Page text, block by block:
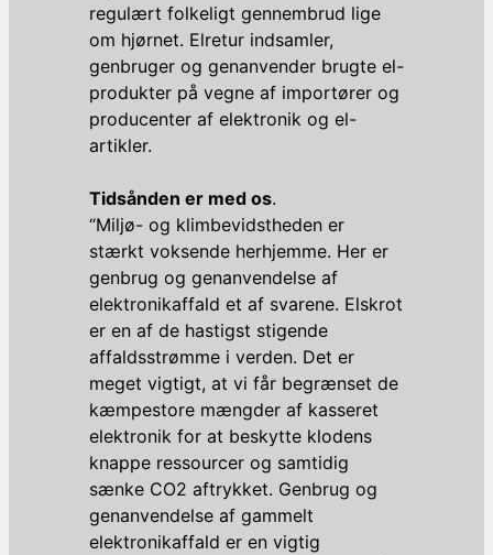
regulært folkeligt gennembrud lige
om hjørnet. Elretur indsamler,
genbruger og genanvender brugte el-
produkter på vegne af importører og
producenter af elektronik og el-
artikler.
Tidsånden er med os.
“Miljø- og klimbevidstheden er
stærkt voksende herhjemme. Her er
genbrug og genanvendelse af
elektronikaffald et af svarene. Elskrot
er en af de hastigst stigende
affaldsstrømme i verden. Det er
meget vigtigt, at vi får begrænset de
kæmpestore mængder af kasseret
elektronik for at beskytte klodens
knappe ressourcer og samtidig
sænke CO2 aftrykket. Genbrug og
genanvendelse af gammelt
elektronikaffald er en vigtig